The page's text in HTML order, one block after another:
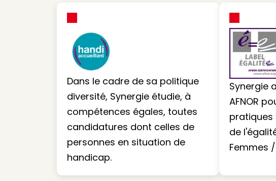
Dans le cadre de sa politique
diversité, Synergie étudie, à
compétences égales, toutes
candidatures dont celles de
personnes en situation de
handicap.
Synergie
AFNOR
pratiques
de
Femmes